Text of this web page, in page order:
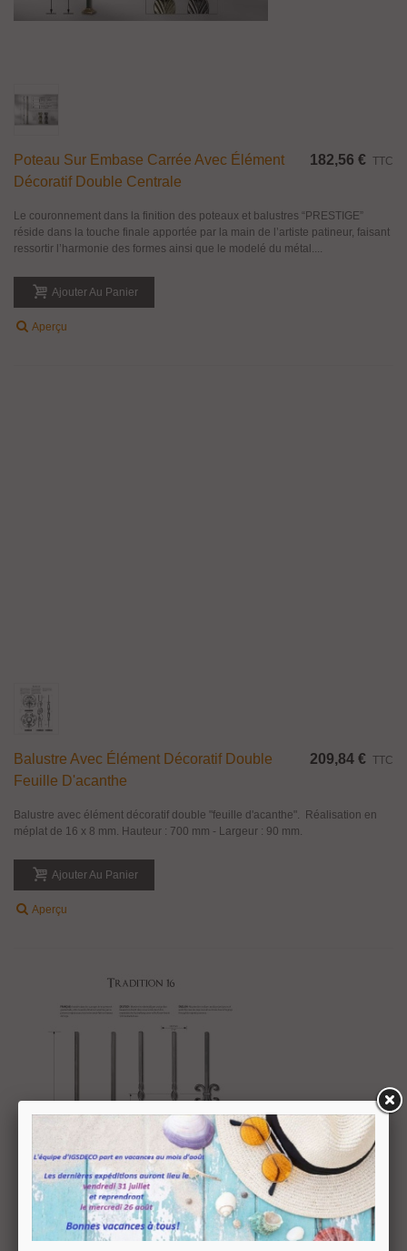
Poteau Sur Embase Carrée Avec Élément
Décoratif Double Centrale
182,56 € TTC
Le couronnement dans la finition des poteaux et balustres “PRESTIGE”
réside dans la touche finale apportée par la main de l’artiste patineur, faisant
ressortir l’harmonie des formes ainsi que le modelé du métal....
Ajouter Au Panier
Aperçu
Balustre Avec Élément Décoratif Double
Feuille D'acanthe
209,84 € TTC
Balustre avec élément décoratif double "feuille d'acanthe". Réalisation en
méplat de 16 x 8 mm. Hauteur : 700 mm - Largeur : 90 mm.
Ajouter Au Panier
Aperçu